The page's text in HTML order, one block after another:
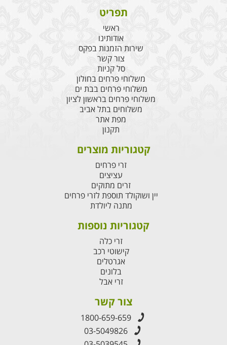
תפריט
ראשי
אודותינו
שירות הזמנות בפקס
צור קשר
סל קניות
משלוחי פרחים בחולון
משלוחי פרחים בבת ים
משלוחי פרחים בראשון לציון
משלוחים בתל אביב
מפת אתר
תקנון
קטגוריות מוצרים
זרי פרחים
עציצים
זרים מתוקים
יין ושוקולד תוספת לזרי פרחים
מתנה ליולדת
קטגוריות נוספות
זרי כלה
קישוטי רכב
אגרטלים
בלונים
זרי אבל
צור קשר
1800-659-659
03-5049826